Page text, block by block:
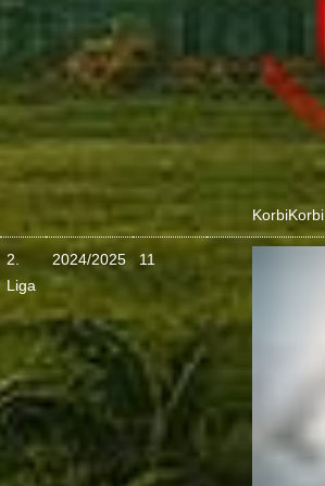
KorbiKorbi
2.
Liga
2024/2025 11